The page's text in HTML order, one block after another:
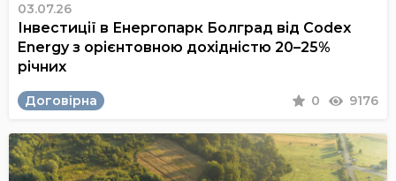
03.07.26
Інвестиції в Енергопарк Болград від Codex
Energy з орієнтовною дохідністю 20–25%
річних
Договірна 0 9176